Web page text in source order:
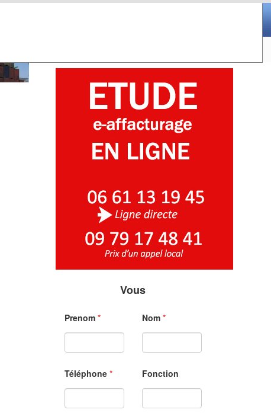
Vous
Prenom * Nom *
Téléphone * Fonction